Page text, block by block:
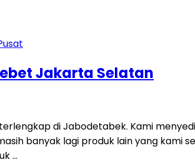
Jakarta Selatan
di Jabodetabek. Kami
banyak lagi produk lain yang kami
…